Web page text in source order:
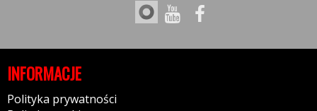
INFORMACJE
Polityka prywatności